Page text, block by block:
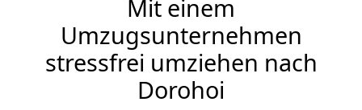
Mit einem
Umzugsunternehmen
stressfrei umziehen nach
Dorohoi